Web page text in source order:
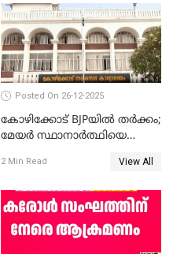
തന്നെ വിശദീകരിയ്ക്കുന്നു;
സത്യമിതാണ്
Posted On 26-12-2025
കോഴിക്കോട് BJPയിൽ തർക്കം;
മേയർ സ്ഥാനാർത്ഥിയെ
2 Min Read View All